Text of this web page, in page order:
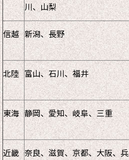
川、山梨
信越 新潟、長野
北陸 富山、石川、福井
東海 静岡、愛知、岐阜、三重
近畿 奈良、滋賀、京都、大阪、